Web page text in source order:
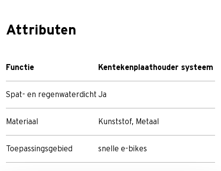
Attributen
Functie Kentekenplaathouder systeem
Spat- en regenwaterdicht Ja
Materiaal Kunststof, Metaal
Toepassingsgebied snelle e-bikes